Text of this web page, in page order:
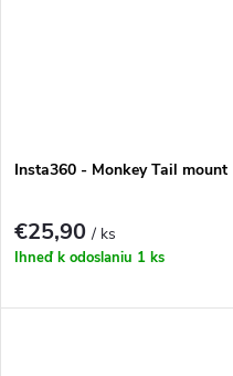
Insta360 - Monkey Tail mount
€25,90/ ks
Ihneď k odoslaniu 1 ks